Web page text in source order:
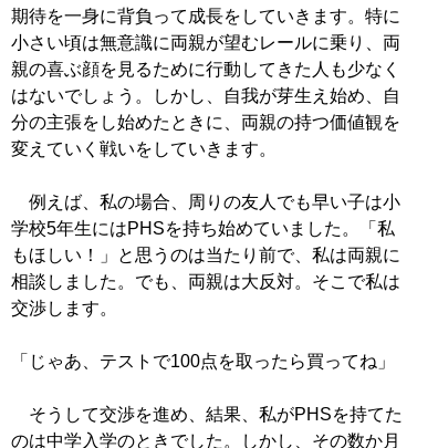
期待を一身に背負って成長をしていきます。特に
小さい頃は無意識に両親が望むレールに乗り、両
親の喜ぶ顔を見るために行動してきた人も少なく
はないでしょう。しかし、自我が芽生え始め、自
分の主張をし始めたときに、両親の持つ価値観を
変えていく戦いをしていきます。
例えば、私の場合、周りの友人でも早い子は小
学校5年生にはPHSを持ち始めていました。「私
もほしい！」と思うのは当たり前で、私は両親に
相談しました。でも、両親は大反対。そこで私は
交渉します。
「じゃあ、テストで100点を取ったら買ってね」
そうして交渉を進め、結果、私がPHSを持てた
のは中学入学のときでした。しかし、その数か月